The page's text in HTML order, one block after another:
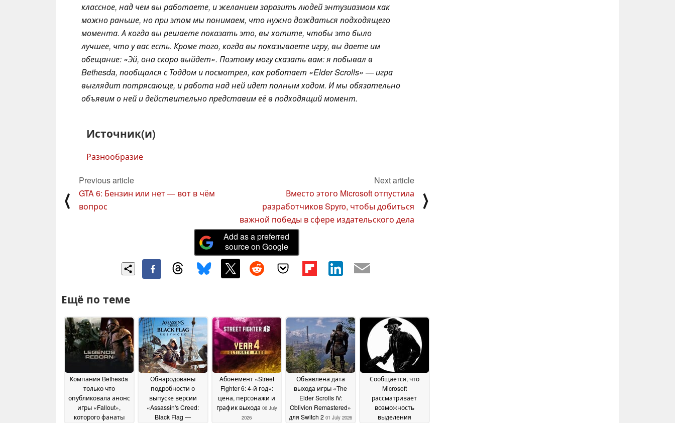
классное, над чем вы работаете, и желанием заразить людей энтузиазмом как
можно раньше, но при этом мы понимаем, что нужно дождаться подходящего
момента. А когда вы решаете показать это, вы хотите, чтобы это было
лучшее, что у вас есть. Кроме того, когда вы показываете игру, вы даете им
обещание: «Эй, она скоро выйдет». Поэтому могу сказать вам: я побывал в
Bethesda, пообщался с Тоддом и посмотрел, как работает «Elder Scrolls» — игра
выглядит потрясающе, и работа над ней идет полным ходом. И мы обязательно
объявим о ней и действительно представим её в подходящий момент.
Источник(и)
Разнообразие
⟨
Previous article
GTA 6: Бензин или нет — вот в чём
вопрос
Next article
Вместо этого Microsoft отпустила
разработчиков Spyro, чтобы добиться
важной победы в сфере издательского дела
⟩
Add as a preferred
source on Google
Ещё по теме
Компания Bethesda
только что
опубликовала анонс
игры «Fallout»,
которого фанаты
Обнародованы
подробности о
выпуске версии
«Assassin's Creed:
Black Flag —
Абонемент «Street
Fighter 6: 4-й год»:
цена, персонажи и
график выхода 06 July
2026
Объявлена дата
выхода игры «The
Elder Scrolls IV:
Oblivion Remastered»
для Switch 2 01 July 2026
Сообщается, что
Microsoft
рассматривает
возможность
выделения